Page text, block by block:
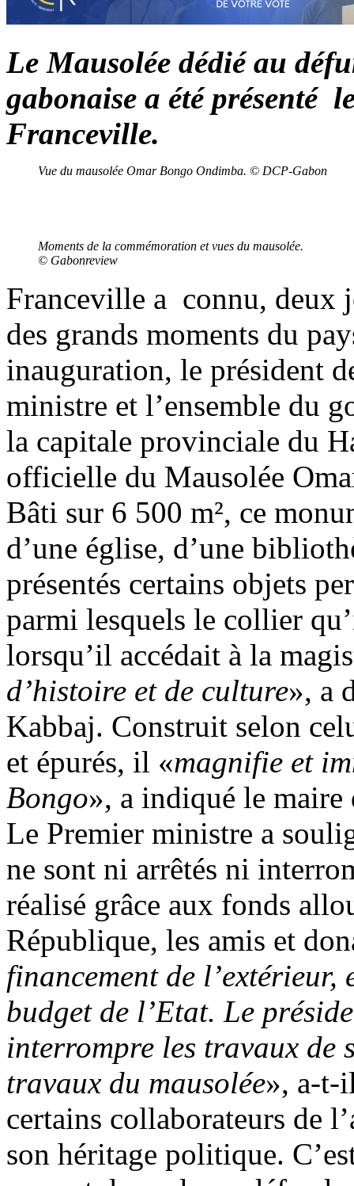
Le Mausolée dédié au
gabonaise a été présenté
Franceville.
Vue du mausolée Omar Bongo Ondimba. © DCP-Gabon
Moments de la commémoration et vues du mausolée.
© Gabonreview
Franceville a connu, deux
des grands moments du
inauguration, le président
ministre et l’ensemble du
la capitale provinciale du
officielle du Mausolée
Bâti sur 6 500 m², ce
d’une église, d’une
présentés certains objets
parmi lesquels le collier
lorsqu’il accédait à la
d’histoire et de culture», a
Kabbaj. Construit selon
et épurés, il «magnifie et
Bongo», a indiqué le
Le Premier ministre a
ne sont ni arrêtés ni
réalisé grâce aux fonds
République, les amis et
financement de
budget de l’Etat. Le
interrompre les travaux de
travaux du mausolée», a-t-
certains collaborateurs de
son héritage politique.